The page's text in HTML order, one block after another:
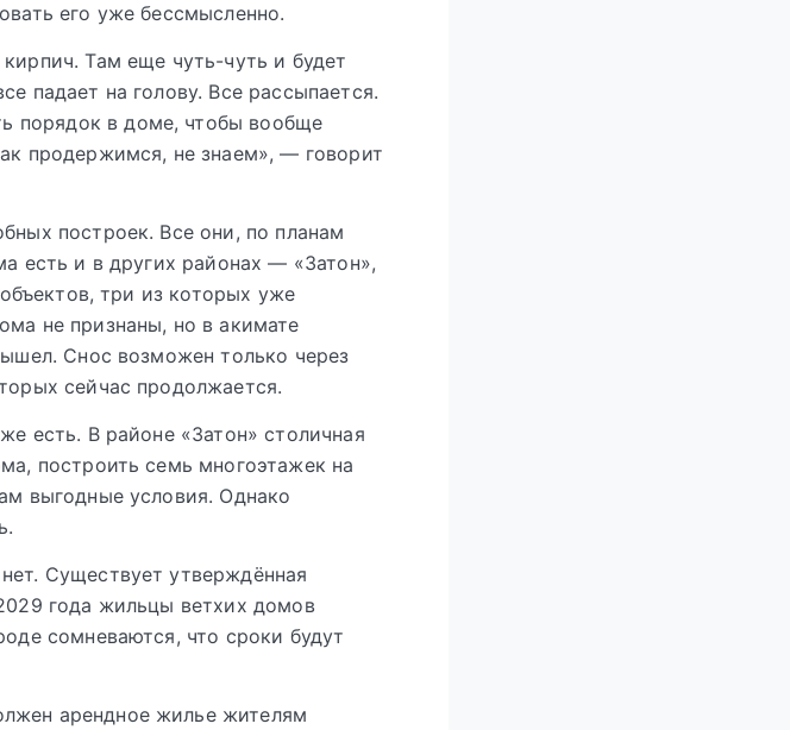
его уже бессмысленно.
Там еще чуть-чуть и будет
падает на голову. Все рассыпается.
порядок в доме, чтобы вообще
продержимся, не знаем», — говорит
построек. Все они, по планам
есть и в других районах — «Затон»,
три из которых уже
не признаны, но в акимате
Снос возможен только через
сейчас продолжается.
есть. В районе «Затон» столичная
построить семь многоэтажек на
выгодные условия. Однако
Существует утверждённая
года жильцы ветхих домов
сомневаются, что сроки будут
арендное жилье жителям